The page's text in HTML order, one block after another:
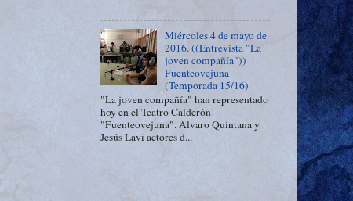
Miércoles 4 de mayo de
2016. ((Entrevista "La
joven compañía"))
Fuenteovejuna
(Temporada 15/16)
"La joven compañía" han representado
hoy en el Teatro Calderón
"Fuenteovejuna". Álvaro Quintana y
Jesús Lavi actores d...